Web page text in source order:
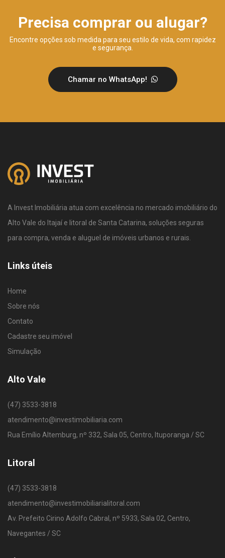
Precisa comprar ou alugar?
Encontre opções sob medida para seu estilo de vida, com rapidez
e segurança.
Chamar no WhatsApp!
A Invest Imobiliária atua com excelência no mercado imobiliário do
Alto Vale do Itajaí e litoral de Santa Catarina, soluções seguras
para compra, venda e aluguel de imóveis urbanos e rurais.
Links úteis
Home
Sobre nós
Contato
Cadastre seu imóvel
Simulação
Alto Vale
(47) 3533-3818
atendimento@investimobiliaria.com
Rua Emílio Altemburg, nº 332, Sala 05, Centro, Ituporanga / SC
Litoral
(47) 3533-3818
atendimento@investimobiliarialitoral.com
Av. Prefeito Cirino Adolfo Cabral, nº 5933, Sala 02, Centro,
Navegantes / SC